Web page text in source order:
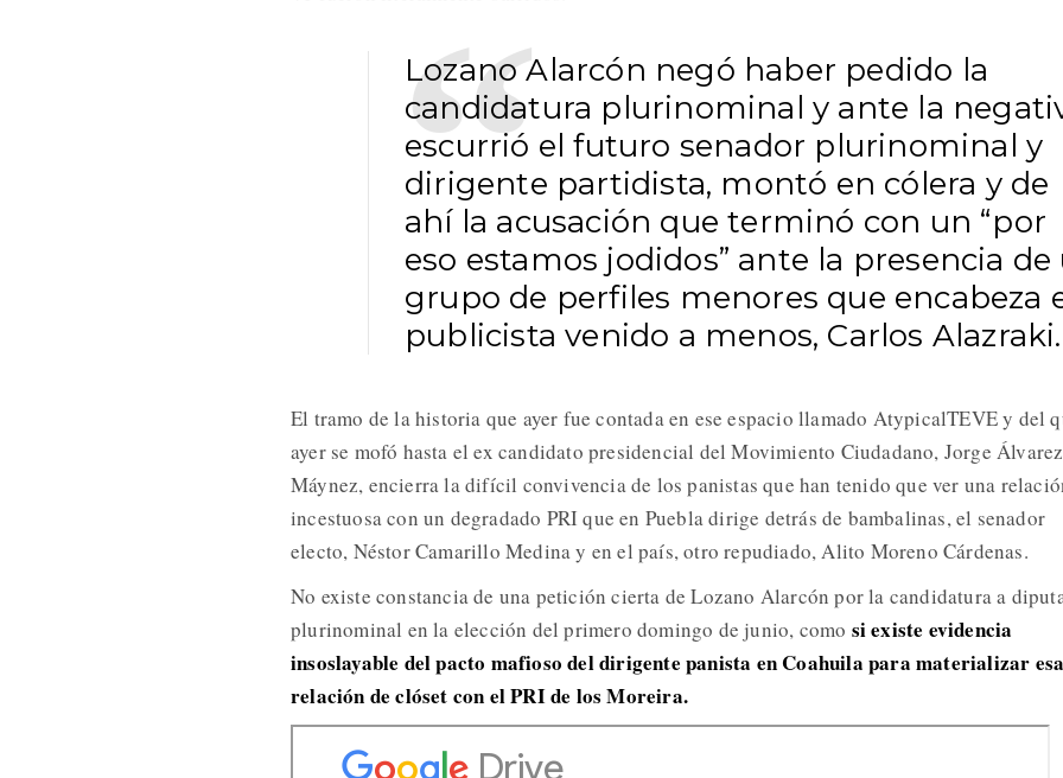
Lozano Alarcón negó haber pedido la
candidatura plurinominal y ante la
escurrió el futuro senador plurinominal y
dirigente partidista, montó en cólera y de
ahí la acusación que terminó con un “por
eso estamos jodidos” ante la presencia de
grupo de perfiles menores que encabeza
publicista venido a menos, Carlos Alazraki.
El tramo de la historia que ayer fue contada en ese espacio llamado AtypicalTEVE y del
ayer se mofó hasta el ex candidato presidencial del Movimiento Ciudadano, Jorge Álvarez
Máynez, encierra la difícil convivencia de los panistas que han tenido que ver una
incestuosa con un degradado PRI que en Puebla dirige detrás de bambalinas, el senador
electo, Néstor Camarillo Medina y en el país, otro repudiado, Alito Moreno Cárdenas.
No existe constancia de una petición cierta de Lozano Alarcón por la candidatura a
plurinominal en la elección del primero domingo de junio, como si existe evidencia
insoslayable del pacto mafioso del dirigente panista en Coahuila para materializar esa
relación de clóset con el PRI de los Moreira.